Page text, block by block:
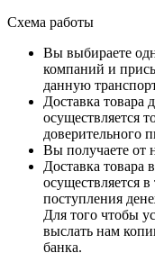
Схема работы
Вы выбираете
компаний и
данную
Доставка товара
осуществляется
доверительного
Вы получаете от
Доставка
осуществляется
поступления
Для того чтобы
выслать нам
банка.